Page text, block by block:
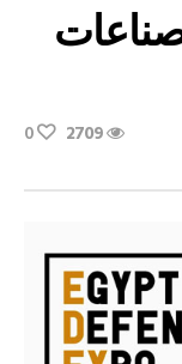
2709
0